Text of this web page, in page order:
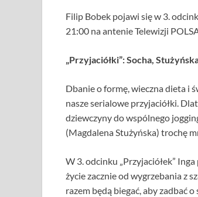
Filip Bobek pojawi się w 3.
21:00 na antenie Telewizji
„Przyjaciółki”: Socha,
Dbanie o formę, wieczna dieta i
nasze serialowe przyjaciółki.
dziewczyny do wspólnego
(Magdalena Stużyńska) trochę
W 3. odcinku „Przyjaciółek”
życie zacznie od wygrzebania z
razem będą biegać, aby zadbać